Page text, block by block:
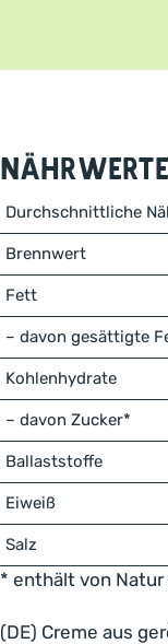
Durchschnittliche
Brennwert
Fett
– davon gesättigte
Kohlenhydrate
– davon Zucker*
Ballaststoffe
Eiweiß
Salz
* enthält von Natur
(DE) Creme aus